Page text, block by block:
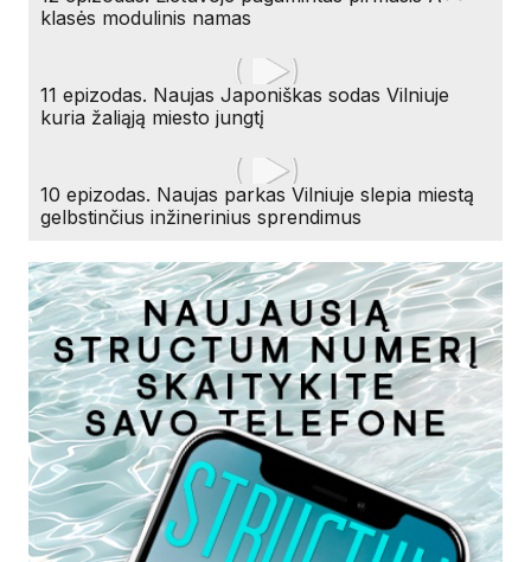
klasės modulinis namas
11 epizodas. Naujas Japoniškas sodas Vilniuje
kuria žaliąją miesto jungtį
10 epizodas. Naujas parkas Vilniuje slepia miestą
gelbstinčius inžinerinius sprendimus